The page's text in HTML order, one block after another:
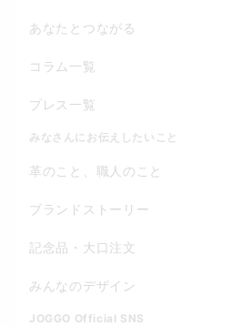
あなたとつながる
コラム一覧
プレス一覧
みなさんにお伝えしたいこと
革のこと、職人のこと
ブランドストーリー
記念品・大口注文
みんなのデザイン
JOGGO Official SNS